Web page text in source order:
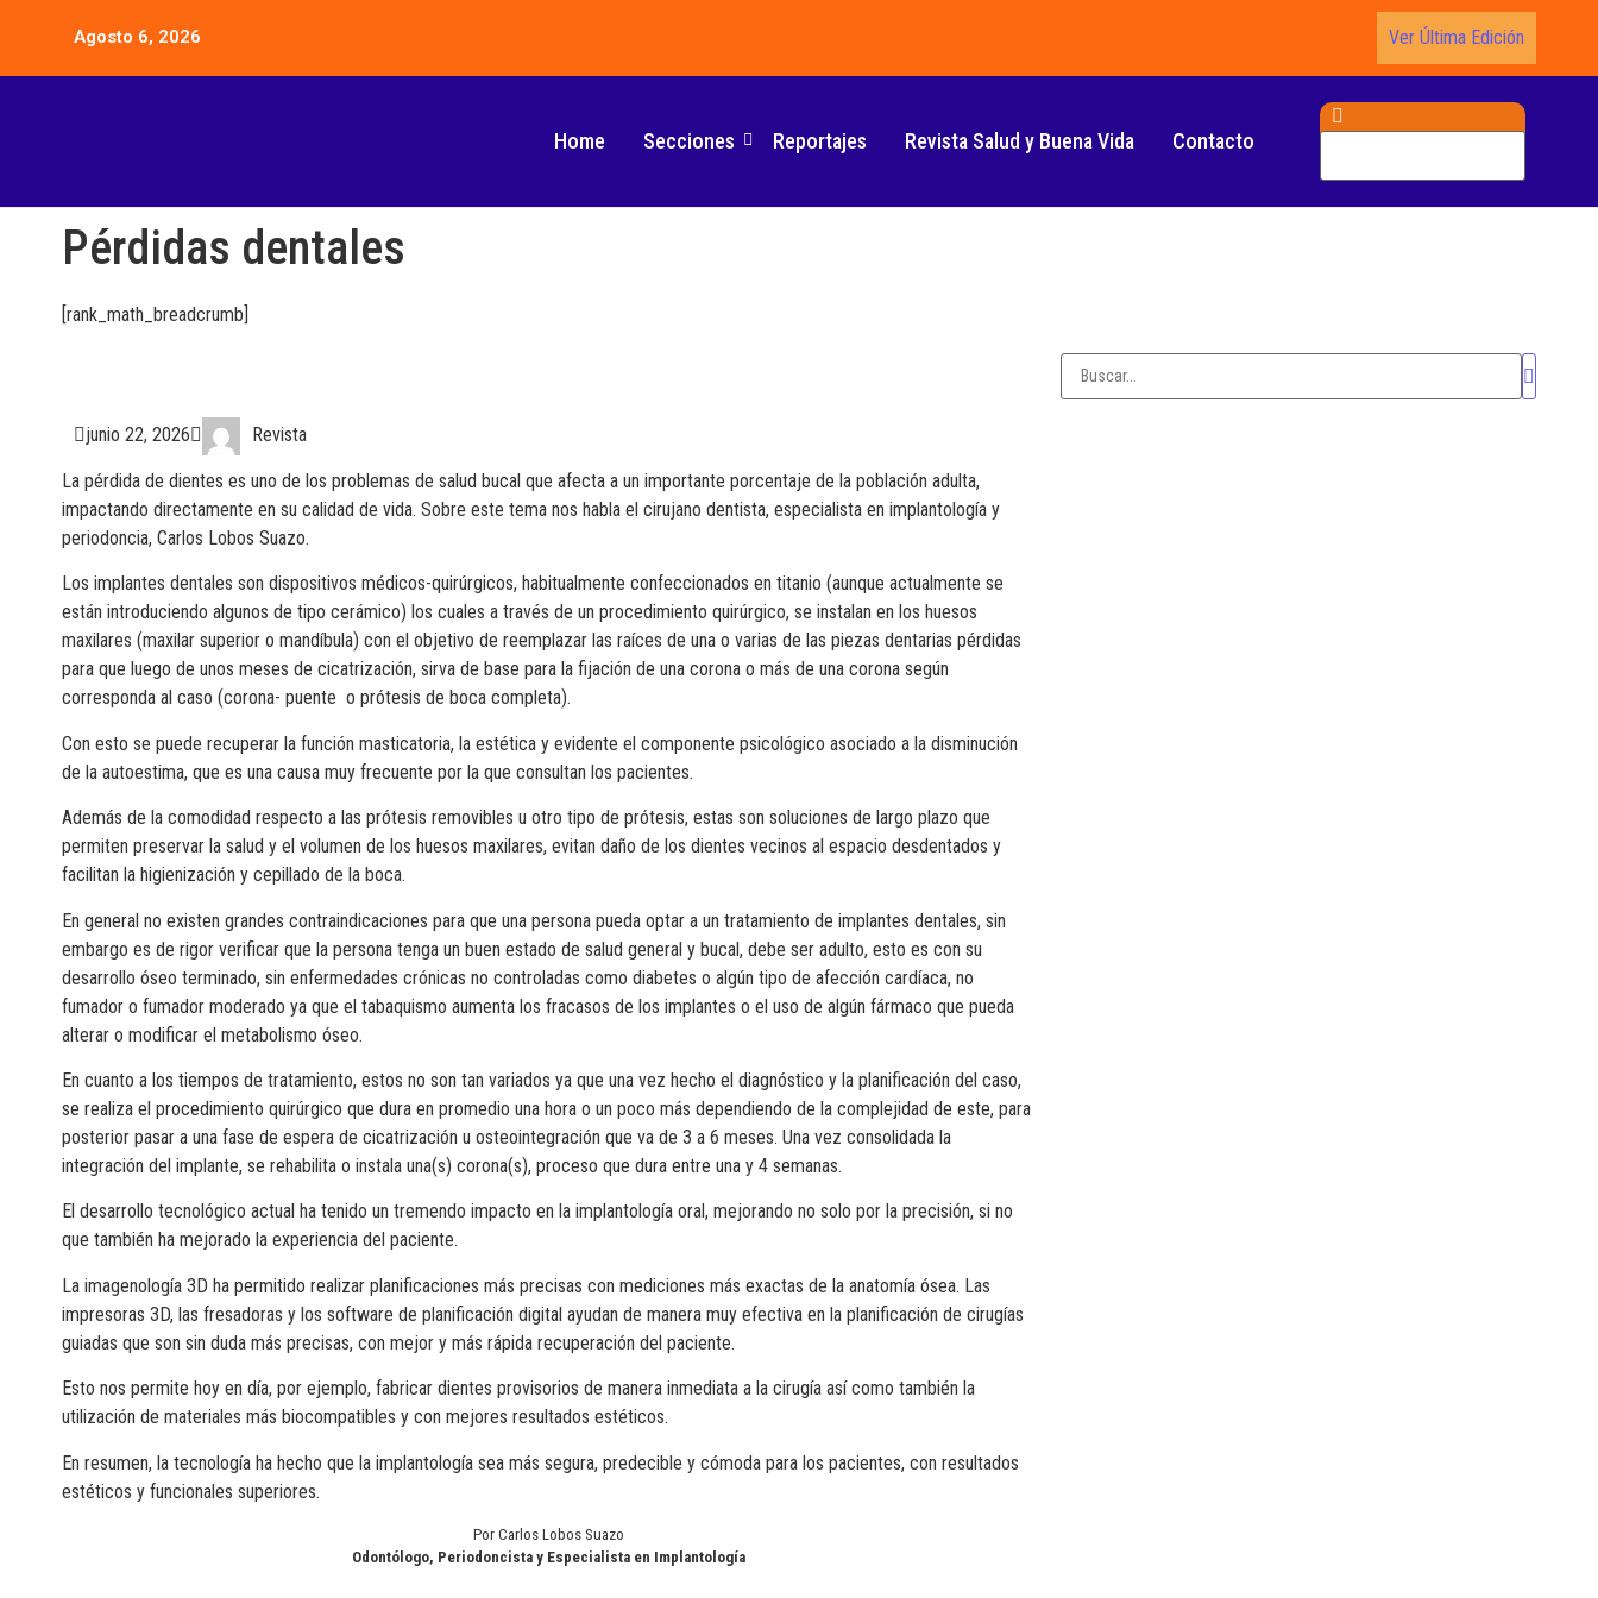
Agosto 6, 2026 Ver Última Edición
Home Secciones Reportajes Revista Salud y Buena Vida Contacto
Pérdidas dentales
[rank_math_breadcrumb]
junio 22, 2026 Revista
La pérdida de dientes es uno de los problemas de salud bucal que afecta a un importante porcentaje de la población adulta,
impactando directamente en su calidad de vida. Sobre este tema nos habla el cirujano dentista, especialista en implantología y
periodoncia, Carlos Lobos Suazo.
Los implantes dentales son dispositivos médicos-quirúrgicos, habitualmente confeccionados en titanio (aunque actualmente se
están introduciendo algunos de tipo cerámico) los cuales a través de un procedimiento quirúrgico, se instalan en los huesos
maxilares (maxilar superior o mandíbula) con el objetivo de reemplazar las raíces de una o varias de las piezas dentarias pérdidas
para que luego de unos meses de cicatrización, sirva de base para la fijación de una corona o más de una corona según
corresponda al caso (corona- puente o prótesis de boca completa).
Con esto se puede recuperar la función masticatoria, la estética y evidente el componente psicológico asociado a la disminución
de la autoestima, que es una causa muy frecuente por la que consultan los pacientes.
Además de la comodidad respecto a las prótesis removibles u otro tipo de prótesis, estas son soluciones de largo plazo que
permiten preservar la salud y el volumen de los huesos maxilares, evitan daño de los dientes vecinos al espacio desdentados y
facilitan la higienización y cepillado de la boca.
En general no existen grandes contraindicaciones para que una persona pueda optar a un tratamiento de implantes dentales, sin
embargo es de rigor verificar que la persona tenga un buen estado de salud general y bucal, debe ser adulto, esto es con su
desarrollo óseo terminado, sin enfermedades crónicas no controladas como diabetes o algún tipo de afección cardíaca, no
fumador o fumador moderado ya que el tabaquismo aumenta los fracasos de los implantes o el uso de algún fármaco que pueda
alterar o modificar el metabolismo óseo.
En cuanto a los tiempos de tratamiento, estos no son tan variados ya que una vez hecho el diagnóstico y la planificación del caso,
se realiza el procedimiento quirúrgico que dura en promedio una hora o un poco más dependiendo de la complejidad de este, para
posterior pasar a una fase de espera de cicatrización u osteointegración que va de 3 a 6 meses. Una vez consolidada la
integración del implante, se rehabilita o instala una(s) corona(s), proceso que dura entre una y 4 semanas.
El desarrollo tecnológico actual ha tenido un tremendo impacto en la implantología oral, mejorando no solo por la precisión, si no
que también ha mejorado la experiencia del paciente.
La imagenología 3D ha permitido realizar planificaciones más precisas con mediciones más exactas de la anatomía ósea. Las
impresoras 3D, las fresadoras y los software de planificación digital ayudan de manera muy efectiva en la planificación de cirugías
guiadas que son sin duda más precisas, con mejor y más rápida recuperación del paciente.
Esto nos permite hoy en día, por ejemplo, fabricar dientes provisorios de manera inmediata a la cirugía así como también la
utilización de materiales más biocompatibles y con mejores resultados estéticos.
En resumen, la tecnología ha hecho que la implantología sea más segura, predecible y cómoda para los pacientes, con resultados
estéticos y funcionales superiores.
Por Carlos Lobos Suazo
Odontólogo, Periodoncista y Especialista en Implantología